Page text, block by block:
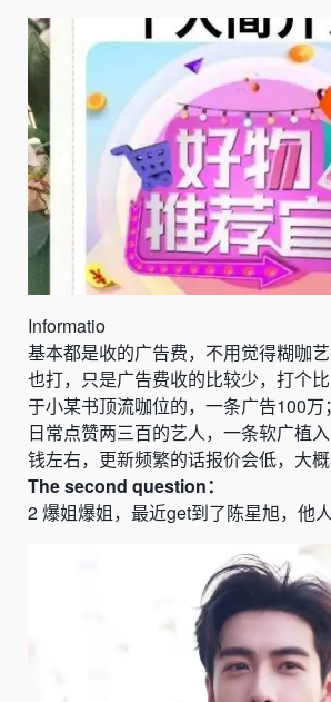
Informatio
基本都是收的广告费，不用觉得糊咖艺
也打，只是广告费收的比较少，打个
于小某书顶流咖位的，一条广告100万；
日常点赞两三百的艺人，一条软广植
钱左右，更新频繁的话报价会低，大概
Thesecond question：
2爆姐爆姐，最近get到了陈星旭，他